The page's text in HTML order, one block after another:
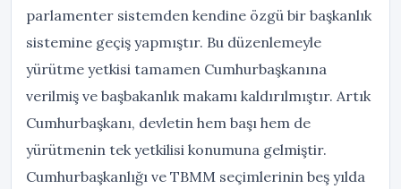
parlamenter sistemden kendine özgü bir başkanlık
sistemine geçiş yapmıştır. Bu düzenlemeyle
yürütme yetkisi tamamen Cumhurbaşkanına
verilmiş ve başbakanlık makamı kaldırılmıştır. Artık
Cumhurbaşkanı, devletin hem başı hem de
yürütmenin tek yetkilisi konumuna gelmiştir.
Cumhurbaşkanlığı ve TBMM seçimlerinin beş yılda